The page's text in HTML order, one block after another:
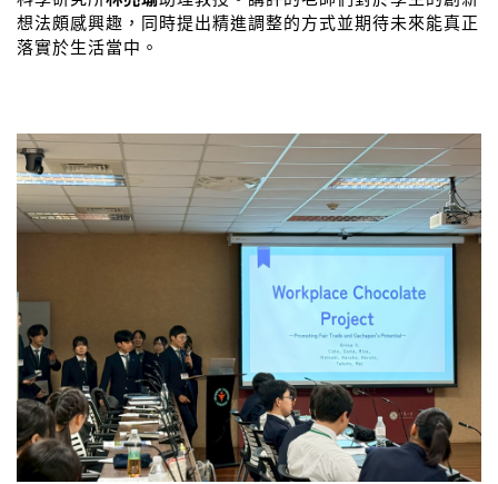
想法頗感興趣，同時提出精進調整的方式並期待未來能真正
落實於生活當中。